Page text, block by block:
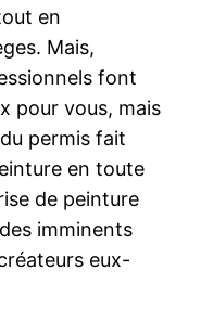
en
Mais,
font
pour vous, mais
permis fait
en toute
de peinture
imminents
eux-